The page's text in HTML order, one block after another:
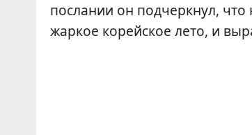
послании он подчеркнул,
жаркое корейское лето, и